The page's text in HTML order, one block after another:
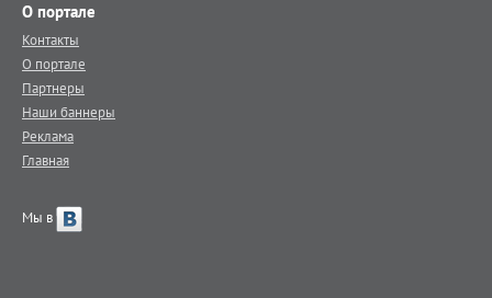
О портале
Контакты
О портале
Партнеры
Наши баннеры
Реклама
Главная
Мы в